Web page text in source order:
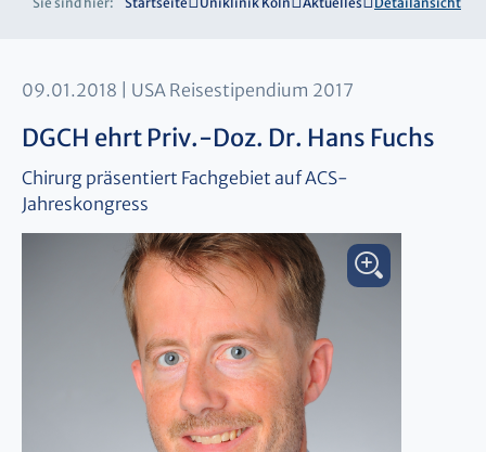
09.01.2018 USA Reisestipendium 2017
DGCH ehrt Priv.-Doz. Dr. Hans Fuchs
Chirurg präsentiert Fachgebiet auf ACS-
Jahreskongress